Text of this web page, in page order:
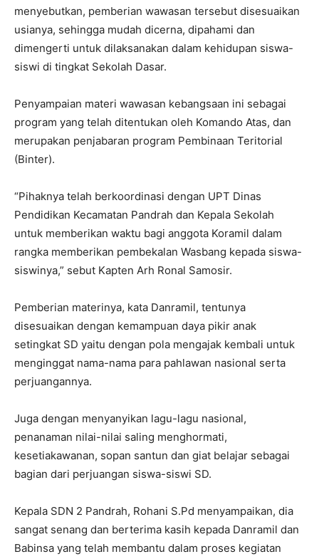
menyebutkan, pemberian wawasan tersebut disesuaikan
usianya, sehingga mudah dicerna, dipahami dan
dimengerti untuk dilaksanakan dalam kehidupan siswa-
siswi di tingkat Sekolah Dasar.
Penyampaian materi wawasan kebangsaan ini sebagai
program yang telah ditentukan oleh Komando Atas, dan
merupakan penjabaran program Pembinaan Teritorial
(Binter).
“Pihaknya telah berkoordinasi dengan UPT Dinas
Pendidikan Kecamatan Pandrah dan Kepala Sekolah
untuk memberikan waktu bagi anggota Koramil dalam
rangka memberikan pembekalan Wasbang kepada siswa-
siswinya,” sebut Kapten Arh Ronal Samosir.
Pemberian materinya, kata Danramil, tentunya
disesuaikan dengan kemampuan daya pikir anak
setingkat SD yaitu dengan pola mengajak kembali untuk
menginggat nama-nama para pahlawan nasional serta
perjuangannya.
Juga dengan menyanyikan lagu-lagu nasional,
penanaman nilai-nilai saling menghormati,
kesetiakawanan, sopan santun dan giat belajar sebagai
bagian dari perjuangan siswa-siswi SD.
Kepala SDN 2 Pandrah, Rohani S.Pd menyampaikan, dia
sangat senang dan berterima kasih kepada Danramil dan
Babinsa yang telah membantu dalam proses kegiatan